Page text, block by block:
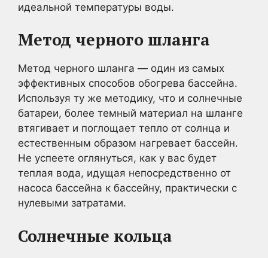
идеальной температуры воды.
Метод черного шланга
Метод черного шланга — один из самых
эффективных способов обогрева бассейна.
Используя ту же методику, что и солнечные
батареи, более темный материал на шланге
втягивает и поглощает тепло от солнца и
естественным образом нагревает бассейн.
Не успеете оглянуться, как у вас будет
теплая вода, идущая непосредственно от
насоса бассейна к бассейну, практически с
нулевыми затратами.
Солнечные кольца